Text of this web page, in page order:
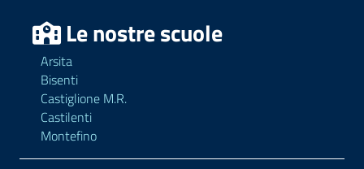
Le nostre scuole
Arsita
Bisenti
Castiglione M.R.
Castilenti
Montefino